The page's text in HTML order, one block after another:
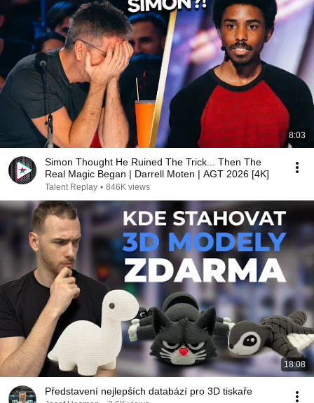
8:03
Simon Thought He Ruined The Trick... Then The
Real Magic Began | Darrell Moten | AGT 2026 [4K]
Talent Replay • 846K views
18:08
Představení nejlepších databází pro 3D tiskaře